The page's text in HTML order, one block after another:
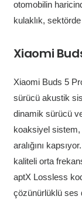
otomobilin
kulaklık,
Xiaomi
Xiaomi Buds 5
sürücü akustik
dinamik sürücü
koaksiyel sistem,
aralığını
kaliteli orta
aptX Lossless
çözünürlüklü ses